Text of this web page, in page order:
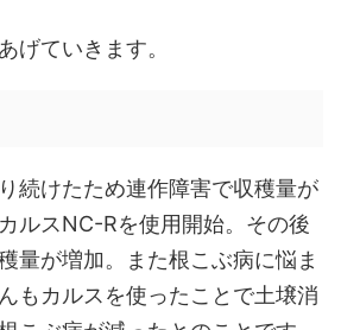
げていきます。
続けたため連作障害で収穫量が
ルスNC-Rを使用開始。その後
量が増加。また根こぶ病に悩ま
もカルスを使ったことで土壌消